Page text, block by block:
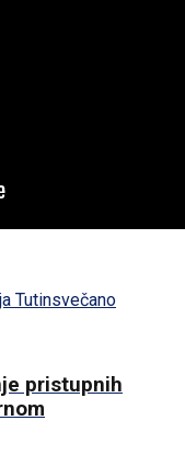
Tutinsvečano
pristupnih